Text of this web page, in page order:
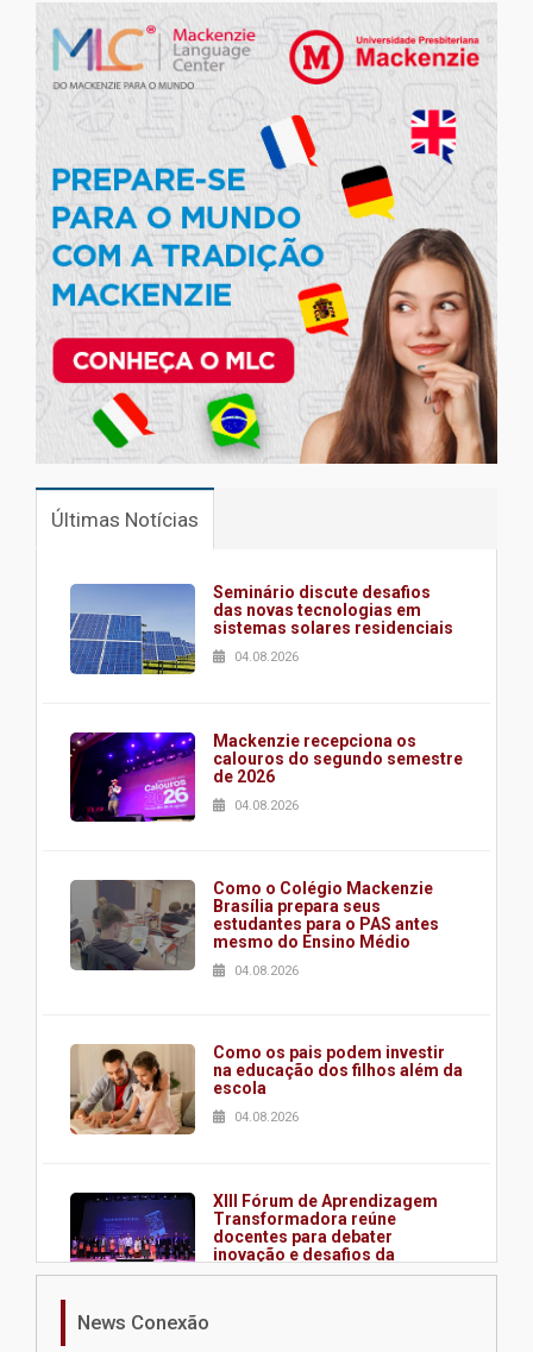
Últimas Notícias
Seminário discute desafios
das novas tecnologias em
sistemas solares residenciais
04.08.2026
Mackenzie recepciona os
calouros do segundo semestre
de 2026
04.08.2026
Como o Colégio Mackenzie
Brasília prepara seus
estudantes para o PAS antes
mesmo do Ensino Médio
04.08.2026
Como os pais podem investir
na educação dos filhos além da
escola
04.08.2026
XIII Fórum de Aprendizagem
Transformadora reúne
docentes para debater
inovação e desafios da
educação superior
News Conexão